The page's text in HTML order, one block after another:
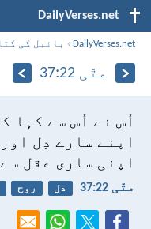
DailyVerses.net
DailyVerses.net
› بائبل کی
متّی 22:‏37
اُس نے اُس سے کہا
اپنے سارے دِل
اپنی ساری عقل
متّی 22:‏37 دل روح